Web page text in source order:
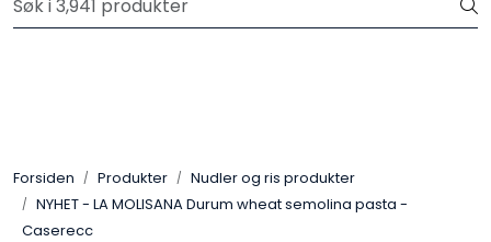
Skip to main content
Velkommen til vår nye nettbutikk! Trykk her for å lese mer
Forsiden Produkter
Nudler og ris produkter
NYHET - LA MOLISANA Durum wheat semolina pasta -
Caserecc
Restaurantprodukter